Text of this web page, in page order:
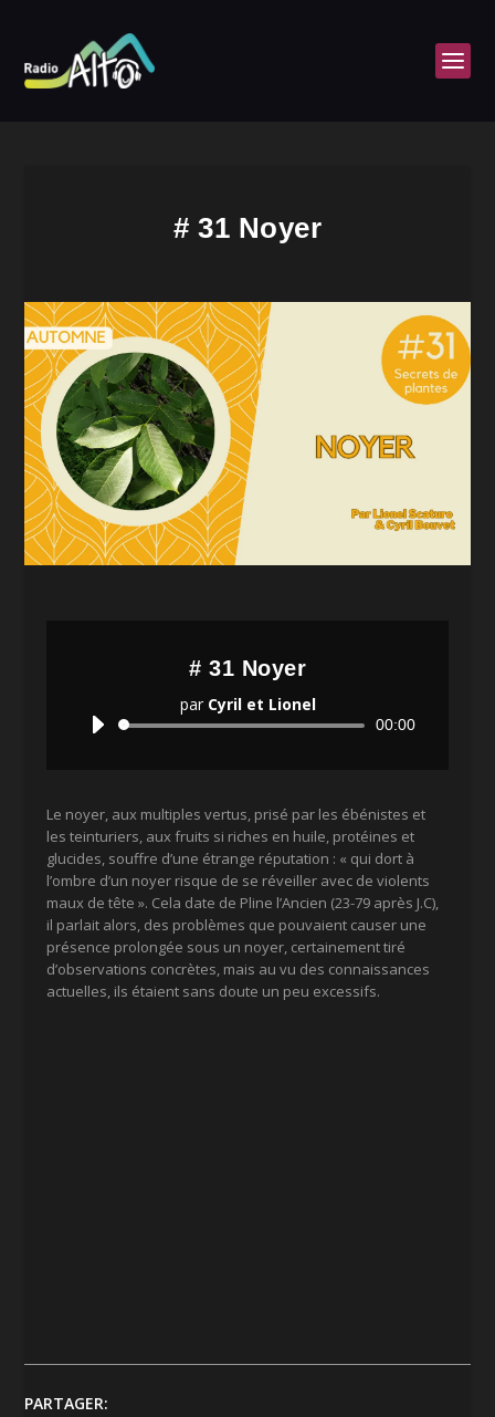
# 31 Noyer
# 31 Noyer
par Cyril et Lionel
Lecteur
00:00
Le noyer, aux multiples vertus, prisé par les ébénistes et
les teinturiers, aux fruits si riches en huile, protéines et
glucides, souffre d’une étrange réputation : « qui dort à
l’ombre d’un noyer risque de se réveiller avec de violents
maux de tête ». Cela date de Pline l’Ancien (23-79 après J.C),
il parlait alors, des problèmes que pouvaient causer une
présence prolongée sous un noyer, certainement tiré
d’observations concrètes, mais au vu des connaissances
actuelles, ils étaient sans doute un peu excessifs.
PARTAGER: